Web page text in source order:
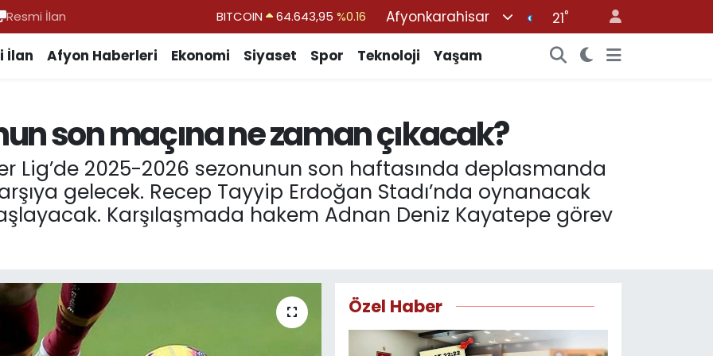
Resmi İlan DOLAR 47,6704 %0
BİST100
13.799%70
%0.16
Afyonkarahisar 21°
İlan Afyon Haberleri Ekonomi Siyaset Spor Teknoloji Yaşam
son maçına ne zaman çıkacak?
Lig’de 2025-2026 sezonunun son haftasında deplasmanda
gelecek. Recep Tayyip Erdoğan Stadı’nda oynanacak
Karşılaşmada hakem Adnan Deniz Kayatepe görev
Özel Haber